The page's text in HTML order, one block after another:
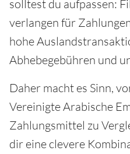
solltest du aufpassen:
verlangen für
hohe
Abhebegebühren und
Daher macht es Sinn,
Vereinigte Arabische
Zahlungsmittel zu
dir eine clevere